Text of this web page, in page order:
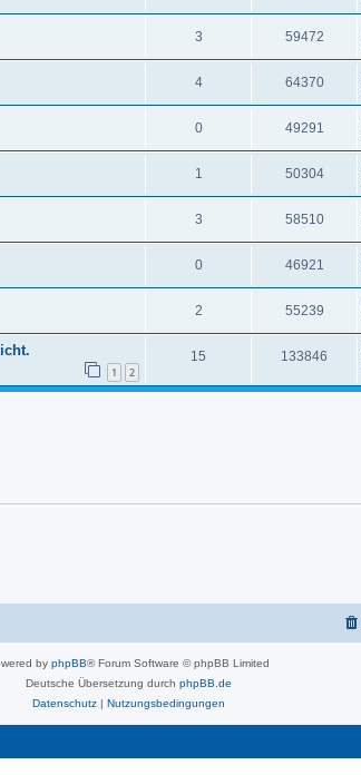
3 59472
4 64370
0 49291
1 50304
3 58510
0 46921
2 55239
1 2
15 133846
by phpBB® Forum Software © phpBB Limited
Deutsche Übersetzung durch phpBB.de
Datenschutz| Nutzungsbedingungen